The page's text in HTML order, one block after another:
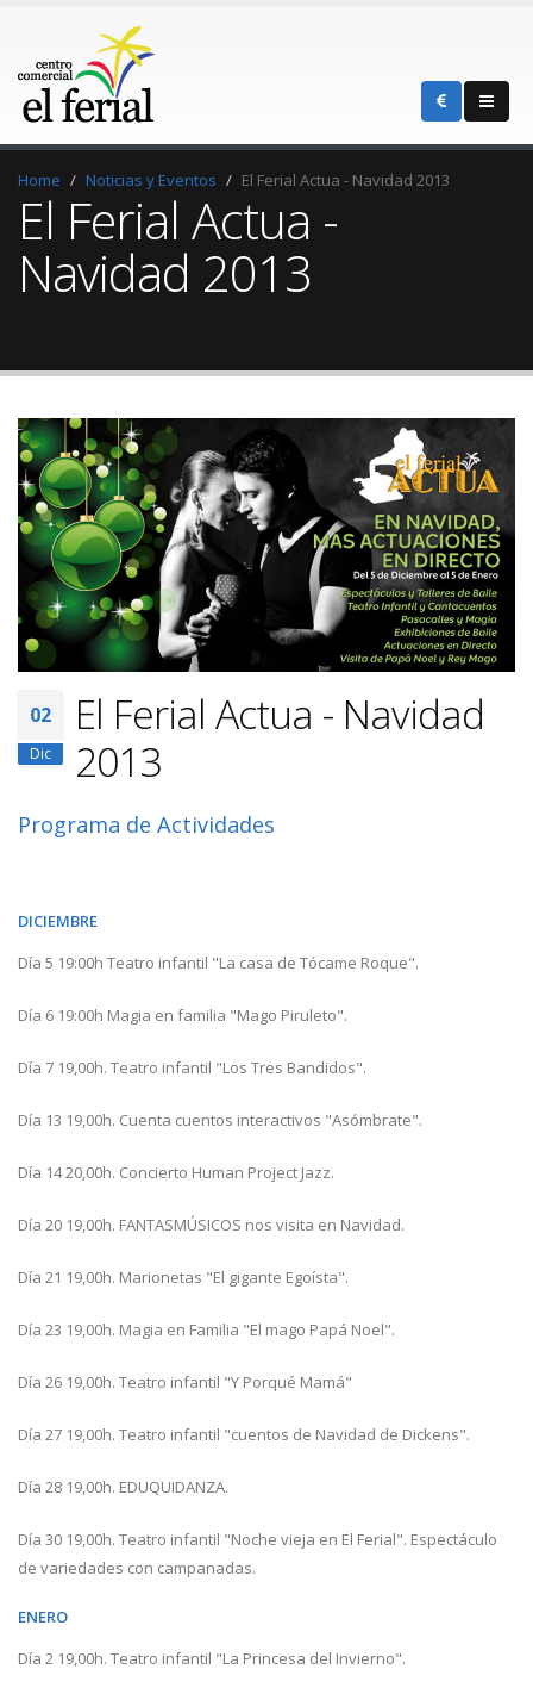
Home Noticias y Eventos El Ferial Actua - Navidad 2013
El Ferial Actua -
Navidad 2013
02
Dic
El Ferial Actua - Navidad
2013
Programa de Actividades
DICIEMBRE
Día 5 19:00h Teatro infantil "La casa de Tócame Roque".
Día 6 19:00h Magia en familia "Mago Piruleto".
Día 7 19,00h. Teatro infantil "Los Tres Bandidos".
Día 13 19,00h. Cuenta cuentos interactivos "Asómbrate".
Día 14 20,00h. Concierto Human Project Jazz.
Día 20 19,00h. FANTASMÚSICOS nos visita en Navidad.
Día 21 19,00h. Marionetas "El gigante Egoísta".
Día 23 19,00h. Magia en Familia "El mago Papá Noel".
Día 26 19,00h. Teatro infantil "Y Porqué Mamá"
Día 27 19,00h. Teatro infantil "cuentos de Navidad de Dickens".
Día 28 19,00h. EDUQUIDANZA.
Día 30 19,00h. Teatro infantil "Noche vieja en El Ferial". Espectáculo
de variedades con campanadas.
ENERO
Día 2 19,00h. Teatro infantil "La Princesa del Invierno".